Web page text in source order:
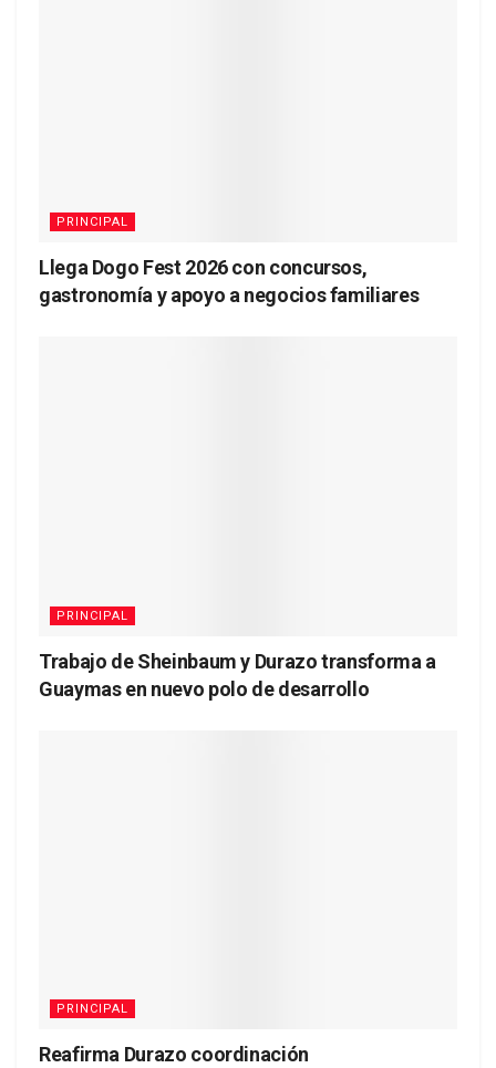
PRINCIPAL
Llega Dogo Fest 2026 con concursos,
gastronomía y apoyo a negocios familiares
PRINCIPAL
Trabajo de Sheinbaum y Durazo transforma a
Guaymas en nuevo polo de desarrollo
PRINCIPAL
Reafirma Durazo coordinación